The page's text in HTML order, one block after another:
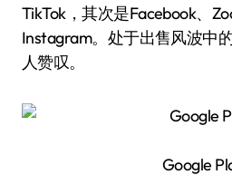
TikTok，其次是Facebook、
Instagram。处于出售风波中
人赞叹。
Google